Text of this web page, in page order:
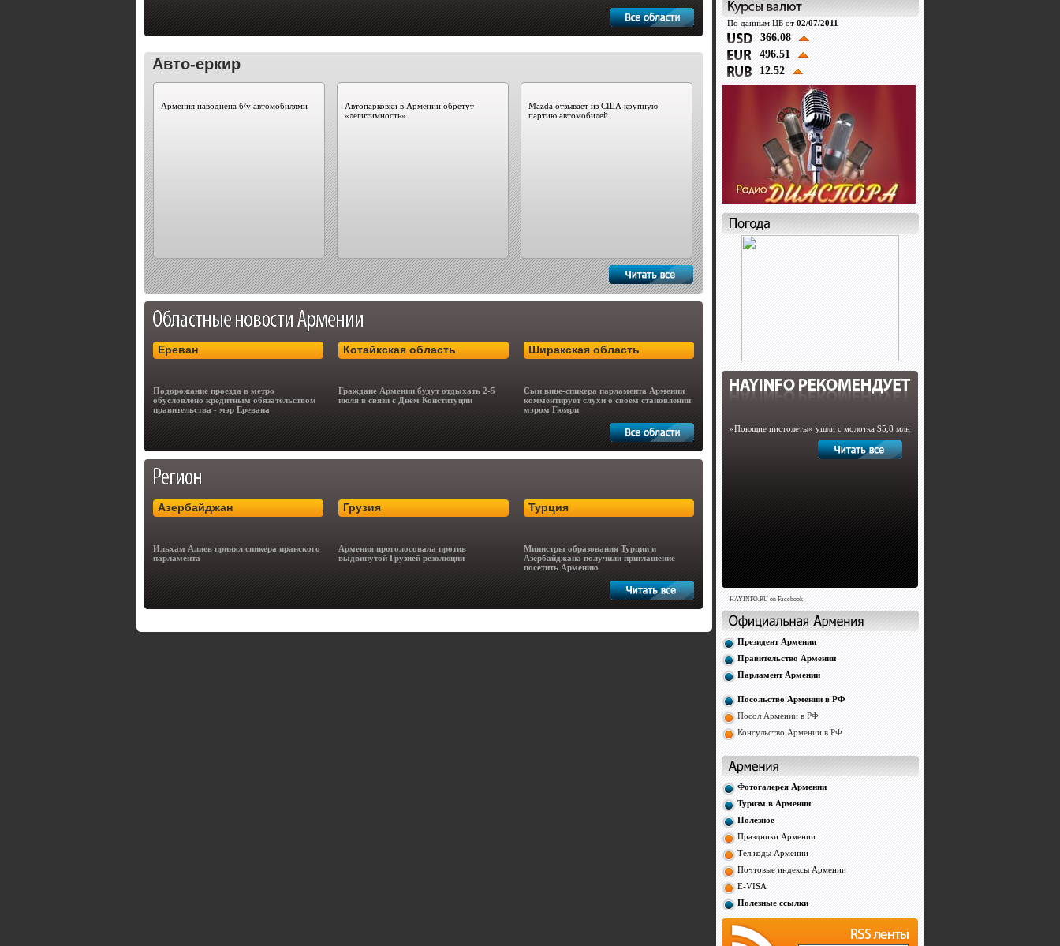
Авто-еркир
Армения наводнена б/у автомобилями
Автопарковки в Армении обретут
«легитимность»
Mazda отзывает из США крупную
партию автомобилей
Ереван
Подорожание проезда в метро
обусловлено кредитным обязательством
правительства - мэр Еревана
Котайкская область
Граждане Армении будут отдыхать 2-5
июля в связи с Днем Конституции
Ширакская область
Сын вице-спикера парламента Армении
комментирует слухи о своем становлении
мэром Гюмри
Азербайджан
Ильхам Алиев принял спикера иранского
парламента
Грузия
Армения проголосовала против
выдвинутой Грузией резолюции
Турция
Министры образования Турции и
Азербайджана получили приглашение
посетить Армению
По данным ЦБ от02/07/2011
366.08
496.51
12.52
«Поющие пистолеты» ушли с молотка $5,8 млн
HAYINFO.RU on Facebook
Президент Армении
Правительство Армении
Парламент Армении
Посольство Армении в РФ
Посол Армении в РФ
Консульство Армении в РФ
Фотогалерея Армении
Туризм в Армении
Полезное
Праздники Армении
Тел.коды Армении
Почтовые индексы Армении
E-VISA
Полезные ссылки